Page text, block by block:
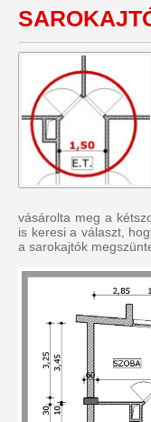
vásárolta meg a
is keresi a választ,
a sarokajtók